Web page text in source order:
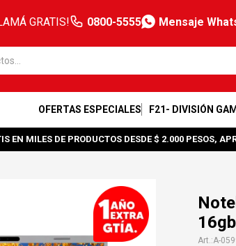
GRATIS! 0800-5555 Mensaje
OFERTAS ESPECIALES F21- DIVISIÓN
EN MILES DE PRODUCTOS DESDE $ 2.000 PESOS,
A-